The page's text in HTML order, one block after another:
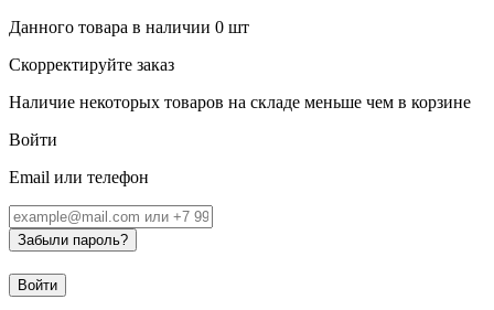
Данного товара в наличии 0 шт
Скорректируйте заказ
Наличие некоторых товаров на складе меньше чем в корзине
Войти
Email или телефон
Забыли пароль?
Войти